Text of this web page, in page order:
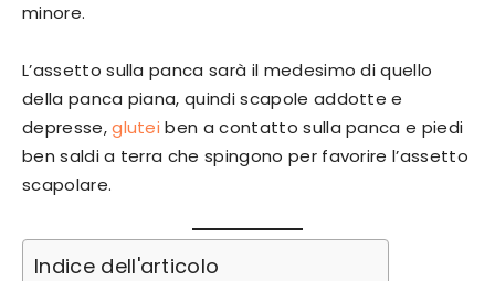
minore.
L’assetto sulla panca sarà il medesimo di quello
della panca piana, quindi scapole addotte e
depresse,glutei ben a contatto sulla panca e piedi
ben saldi a terra che spingono per favorire l’assetto
scapolare.
Indice dell'articolo